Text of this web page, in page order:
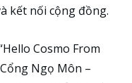
kết nối cộng đồng.
Cosmo From
Ngọ Môn –